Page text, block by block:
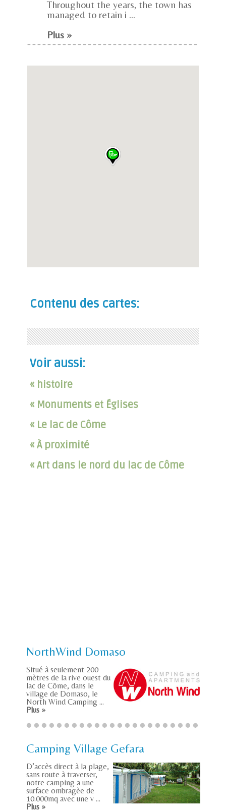
Throughout the years, the town has
managed to retain i ...
Plus »
Contenu des cartes:
Voir aussi:
« histoire
« Monuments et Églises
« Le lac de Côme
« À proximité
« Art dans le nord du lac de Côme
NorthWind Domaso
Situé à seulement 200
mètres de la rive ouest du
lac de Côme, dans le
village de Domaso, le
North Wind Camping ...
Plus »
Camping Village Gefara
D’accès direct à la plage,
sans route à traverser,
notre camping a une
surface ombragèe de
10.000mq avec une v ...
Plus »